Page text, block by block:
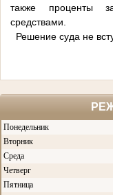
также проценты
средствами.
Решение суда не
Понедельник
Вторник
Среда
Четверг
Пятница